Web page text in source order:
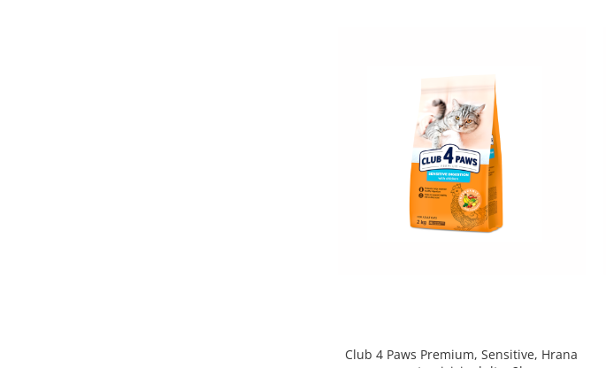
Club 4 Paws Premium, Sensitive, Hrana